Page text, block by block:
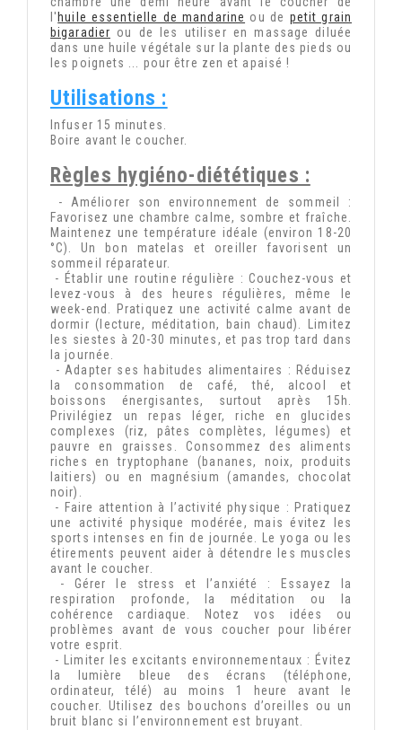
l' huile essentielle de mandarine ou de petit grain
bigaradier ou de les utiliser en massage diluée
dans une huile végétale sur la plante des pieds ou
les poignets ... pour être zen et apaisé !
Utilisations :
Infuser 15 minutes.
Boire avant le coucher.
Règles hygiéno-diététiques :
- Améliorer son environnement de sommeil :
Favorisez une chambre calme, sombre et fraîche.
Maintenez une température idéale (environ 18-20
°C). Un bon matelas et oreiller favorisent un
sommeil réparateur.
- Établir une routine régulière : Couchez-vous et
levez-vous à des heures régulières, même le
week-end. Pratiquez une activité calme avant de
dormir (lecture, méditation, bain chaud). Limitez
les siestes à 20-30 minutes, et pas trop tard dans
la journée.
- Adapter ses habitudes alimentaires : Réduisez
la consommation de café, thé, alcool et
boissons énergisantes, surtout après 15h.
Privilégiez un repas léger, riche en glucides
complexes (riz, pâtes complètes, légumes) et
pauvre en graisses. Consommez des aliments
riches en tryptophane (bananes, noix, produits
laitiers) ou en magnésium (amandes, chocolat
noir).
- Faire attention à l’activité physique : Pratiquez
une activité physique modérée, mais évitez les
sports intenses en fin de journée. Le yoga ou les
étirements peuvent aider à détendre les muscles
avant le coucher.
- Gérer le stress et l’anxiété : Essayez la
respiration profonde, la méditation ou la
cohérence cardiaque. Notez vos idées ou
problèmes avant de vous coucher pour libérer
votre esprit.
- Limiter les excitants environnementaux : Évitez
la lumière bleue des écrans (téléphone,
ordinateur, télé) au moins 1 heure avant le
coucher. Utilisez des bouchons d’oreilles ou un
bruit blanc si l’environnement est bruyant.